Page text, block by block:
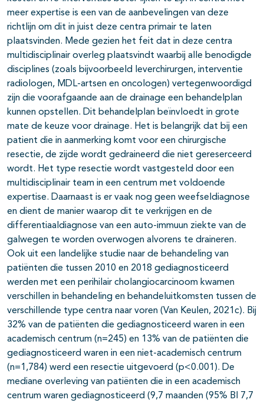
meer expertise is een van de aanbevelingen van deze
richtlijn om dit in juist deze centra primair te laten
plaatsvinden. Mede gezien het feit dat in deze centra
multidisciplinair overleg plaatsvindt waarbij alle benodigde
disciplines (zoals bijvoorbeeld leverchirurgen, interventie
radiologen, MDL-artsen en oncologen) vertegenwoordigd
zijn die voorafgaande aan de drainage een behandelplan
kunnen opstellen. Dit behandelplan beïnvloedt in grote
mate de keuze voor drainage. Het is belangrijk dat bij een
patient die in aanmerking komt voor een chirurgische
resectie, de zijde wordt gedraineerd die niet gereserceerd
wordt. Het type resectie wordt vastgesteld door een
multidisciplinair team in een centrum met voldoende
expertise. Daarnaast is er vaak nog geen weefseldiagnose
en dient de manier waarop dit te verkrijgen en de
differentiaaldiagnose van een auto-immuun ziekte van de
galwegen te worden overwogen alvorens te draineren.
Ook uit een landelijke studie naar de behandeling van
patiënten die tussen 2010 en 2018 gediagnosticeerd
werden met een perihilair cholangiocarcinoom kwamen
verschillen in behandeling en behandeluitkomsten tussen de
verschillende type centra naar voren (Van Keulen, 2021c). Bij
32% van de patiënten die gediagnosticeerd waren in een
academisch centrum (n=245) en 13% van de patiënten die
gediagnosticeerd waren in een niet-academisch centrum
(n=1,784) werd een resectie uitgevoerd (p<0.001). De
mediane overleving van patiënten die in een academisch
centrum waren gediagnosticeerd (9,7 maanden (95% BI 7,7